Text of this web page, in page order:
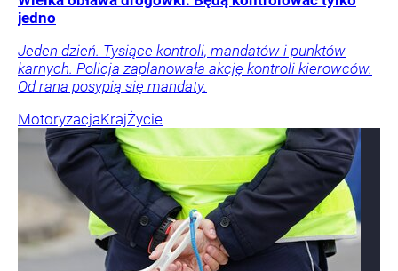
jedno
Jeden dzień. Tysiące kontroli, mandatów i punktów
karnych. Policja zaplanowała akcję kontroli kierowców.
Od rana posypią się mandaty.
MotoryzacjaKrajŻycie